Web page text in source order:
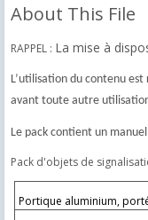
About This File
RAPPEL : La mise à
L’utilisation du contenu
avant toute autre
Le pack contient un
Pack d'objets de
Portique aluminium,